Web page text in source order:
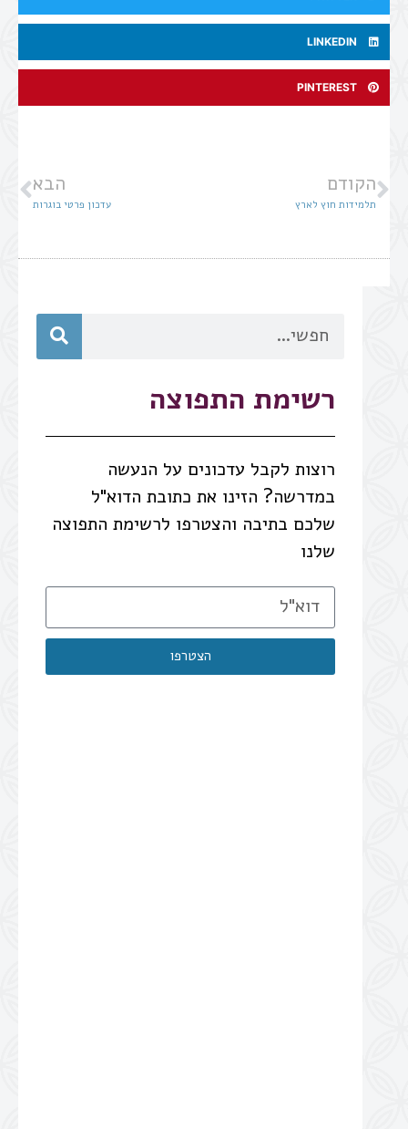
LINKEDIN
PINTEREST
הקודם
תלמידות חוץ לארץ
הבא
עדכון פרטי בוגרות
רשימת התפוצה
רוצות לקבל עדכונים על הנעשה
במדרשה? הזינו את כתובת הדוא"ל
שלכם בתיבה והצטרפו לרשימת התפוצה
שלנו
הצטרפו